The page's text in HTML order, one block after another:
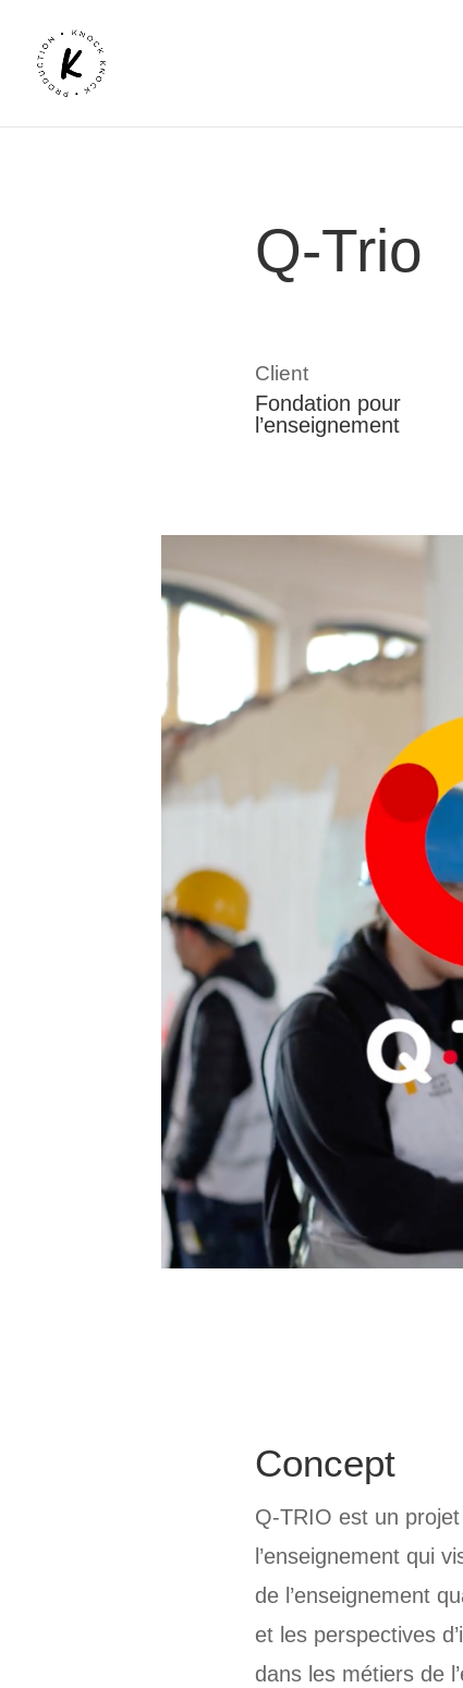
Q-Trio
Client
Fondation pour
l’enseignement
Concept
Q-TRIO est un
l’enseignement qui
de l’enseignement
et les perspectives
dans les métiers de